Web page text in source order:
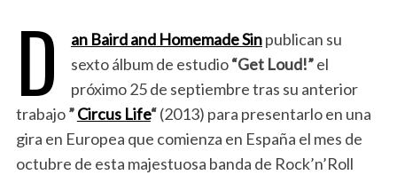
D an Baird and Homemade Sinpublican su
sexto álbum de estudio“Get Loud!”el
próximo 25 de septiembre tras su anterior
trabajo”Circus Life“(2013) para presentarlo en una
gira en Europea que comienza en España el mes de
octubre de esta majestuosa banda de Rock’n’Roll